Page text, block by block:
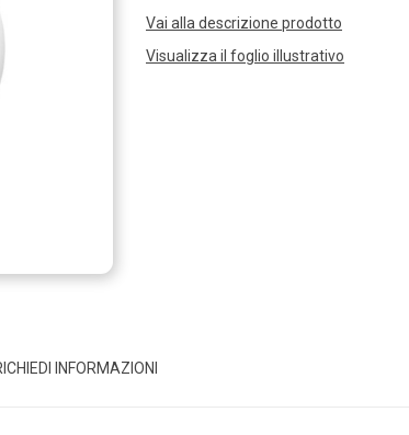
Vai alla descrizione prodotto
Visualizza il foglio illustrativo
INFORMAZIONI